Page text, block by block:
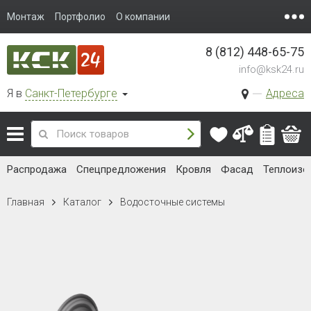
Монтаж Портфолио О компании
Я в Санкт-Петербурге Адреса
8 (812) 448-65-75
info@ksk24.ru
Распродажа Спецпредложения Кровля Фасад
Главная Каталог Водосточные системы